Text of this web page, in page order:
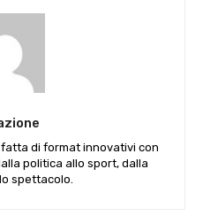
di format innovativi con
politica allo sport, dalla
spettacolo.